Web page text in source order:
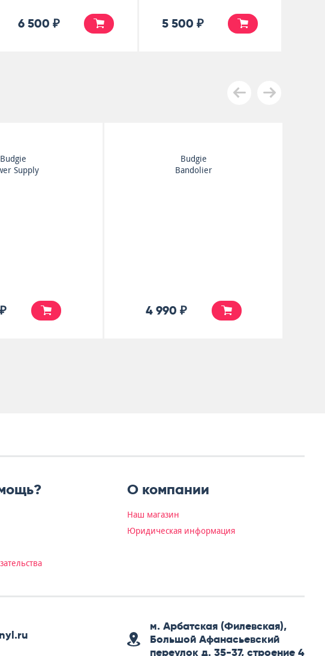
6 500 ₽ 5 500 ₽
Budgie
Brittania I'd
Budgie
In For The Kill!
4 990 ₽
О компании
Наш магазин
Юридическая информация
м. Арбатская (Филевская),
Большой Афанасьевский
переулок д. 35-37, строение 4